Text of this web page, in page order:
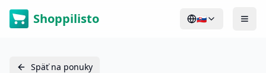
Shoppilisto 🇸🇰
Späť na ponuky